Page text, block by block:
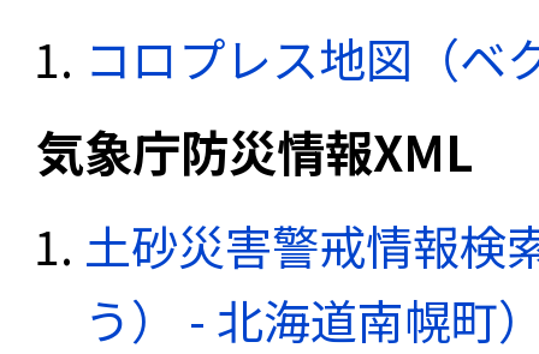
コロプレス地図（ベ
気象庁防災情報XML
土砂災害警戒情報検
う） - 北海道南幌町